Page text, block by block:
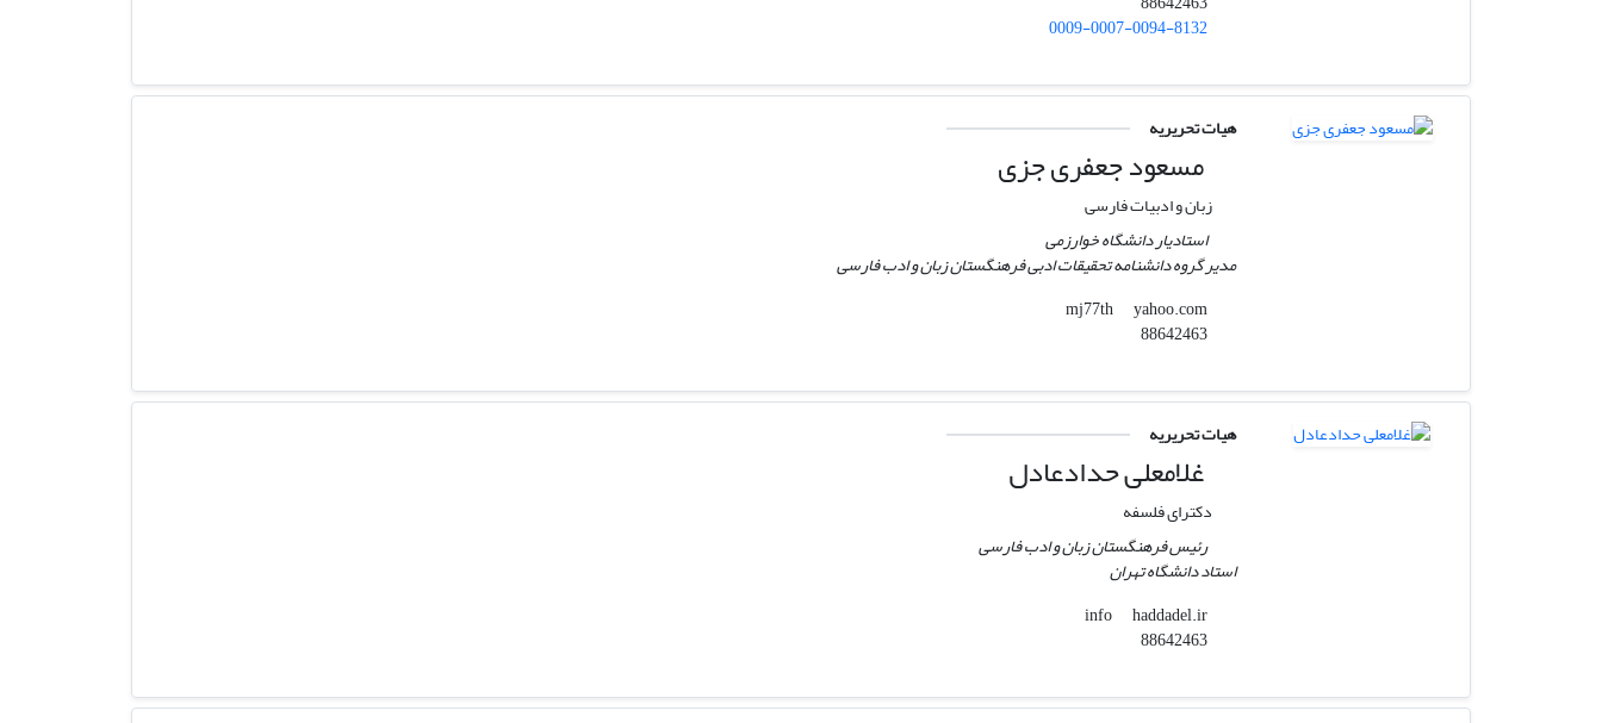
0009-0007-0094-8132
هیات تحریریه
مسعود جعفری جزی
زبان و ادبیات فارسی
استادیار دانشگاه خوارزمی
مدیر گروه دانشنامه تحقیقات ادبی فرهنگستان زبان و ادب فارسی
yahoo.com
هیات تحریریه
غلامعلی حدادعادل
دکترای فلسفه
رئیس فرهنگستان زبان و ادب فارسی
استاد دانشگاه تهران
haddadel.ir